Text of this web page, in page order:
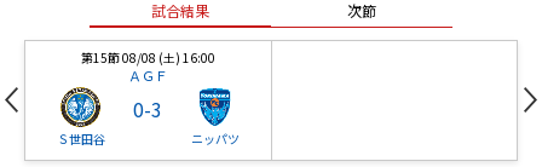
試合結果 次節
第15節 08/08 (土) 16:00
ＡＧＦ
Ｓ世田谷
0-3
ニッパツ